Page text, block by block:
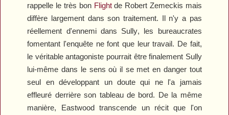
rappelle le très bon Flightde Robert Zemeckis mais
diffère largement dans son traitement. Il n'y a pas
réellement d'ennemi dans Sully, les bureaucrates
fomentant l'enquête ne font que leur travail. De fait,
le véritable antagoniste pourrait être finalement Sully
lui-même dans le sens où il se met en danger tout
seul en développant un doute qui ne l'a jamais
effleuré derrière son tableau de bord. De la même
manière, Eastwood transcende un récit que l'on